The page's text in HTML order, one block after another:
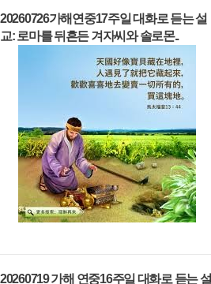
20260726가해연중17주일 대화로 듣는 설
교: 로마를 뒤흔든 겨자씨와 솔로몬..
20260719 가해 연중16주일 대화로 듣는 설